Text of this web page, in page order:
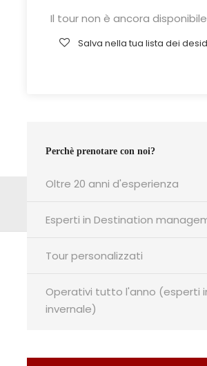
Il tour non è ancora
Salva nella tua lista dei
Perchè prenotare con noi?
Oltre 20 anni d'esperienza
Esperti in Destination
Tour personalizzati
Operativi tutto l'anno (esperti
invernale)